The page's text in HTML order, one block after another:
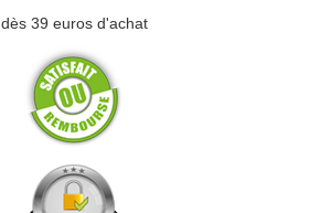
dès 39 euros d'achat